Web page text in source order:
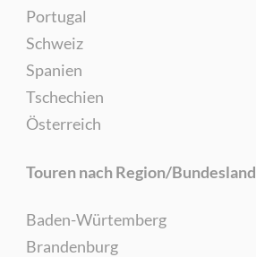
Portugal
Schweiz
Spanien
Tschechien
Österreich
Touren nach Region/Bundesland
Baden-Würtemberg
Brandenburg